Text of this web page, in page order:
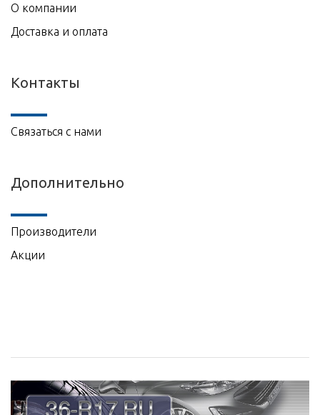
О компании
Доставка и оплата
Контакты
Связаться с нами
Дополнительно
Производители
Акции